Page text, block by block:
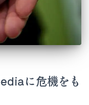
に危機をも